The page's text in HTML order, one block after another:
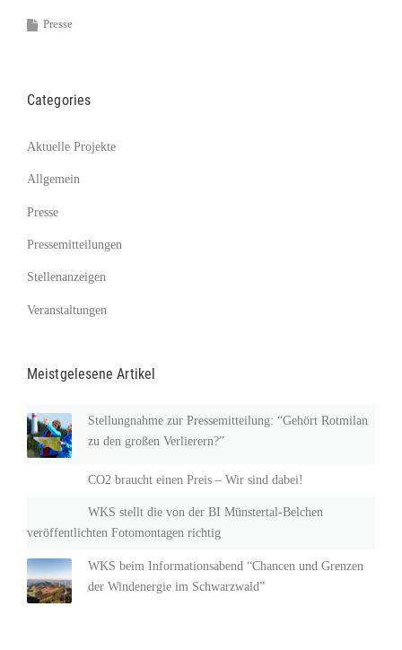
Presse
Categories
Aktuelle Projekte
Allgemein
Presse
Pressemitteilungen
Stellenanzeigen
Veranstaltungen
Meistgelesene Artikel
Stellungnahme zur Pressemitteilung: “Gehört Rotmilan
zu den großen Verlierern?”
CO2 braucht einen Preis – Wir sind dabei!
WKS stellt die von der BI Münstertal-Belchen
veröffentlichten Fotomontagen richtig
WKS beim Informationsabend “Chancen und Grenzen
der Windenergie im Schwarzwald”